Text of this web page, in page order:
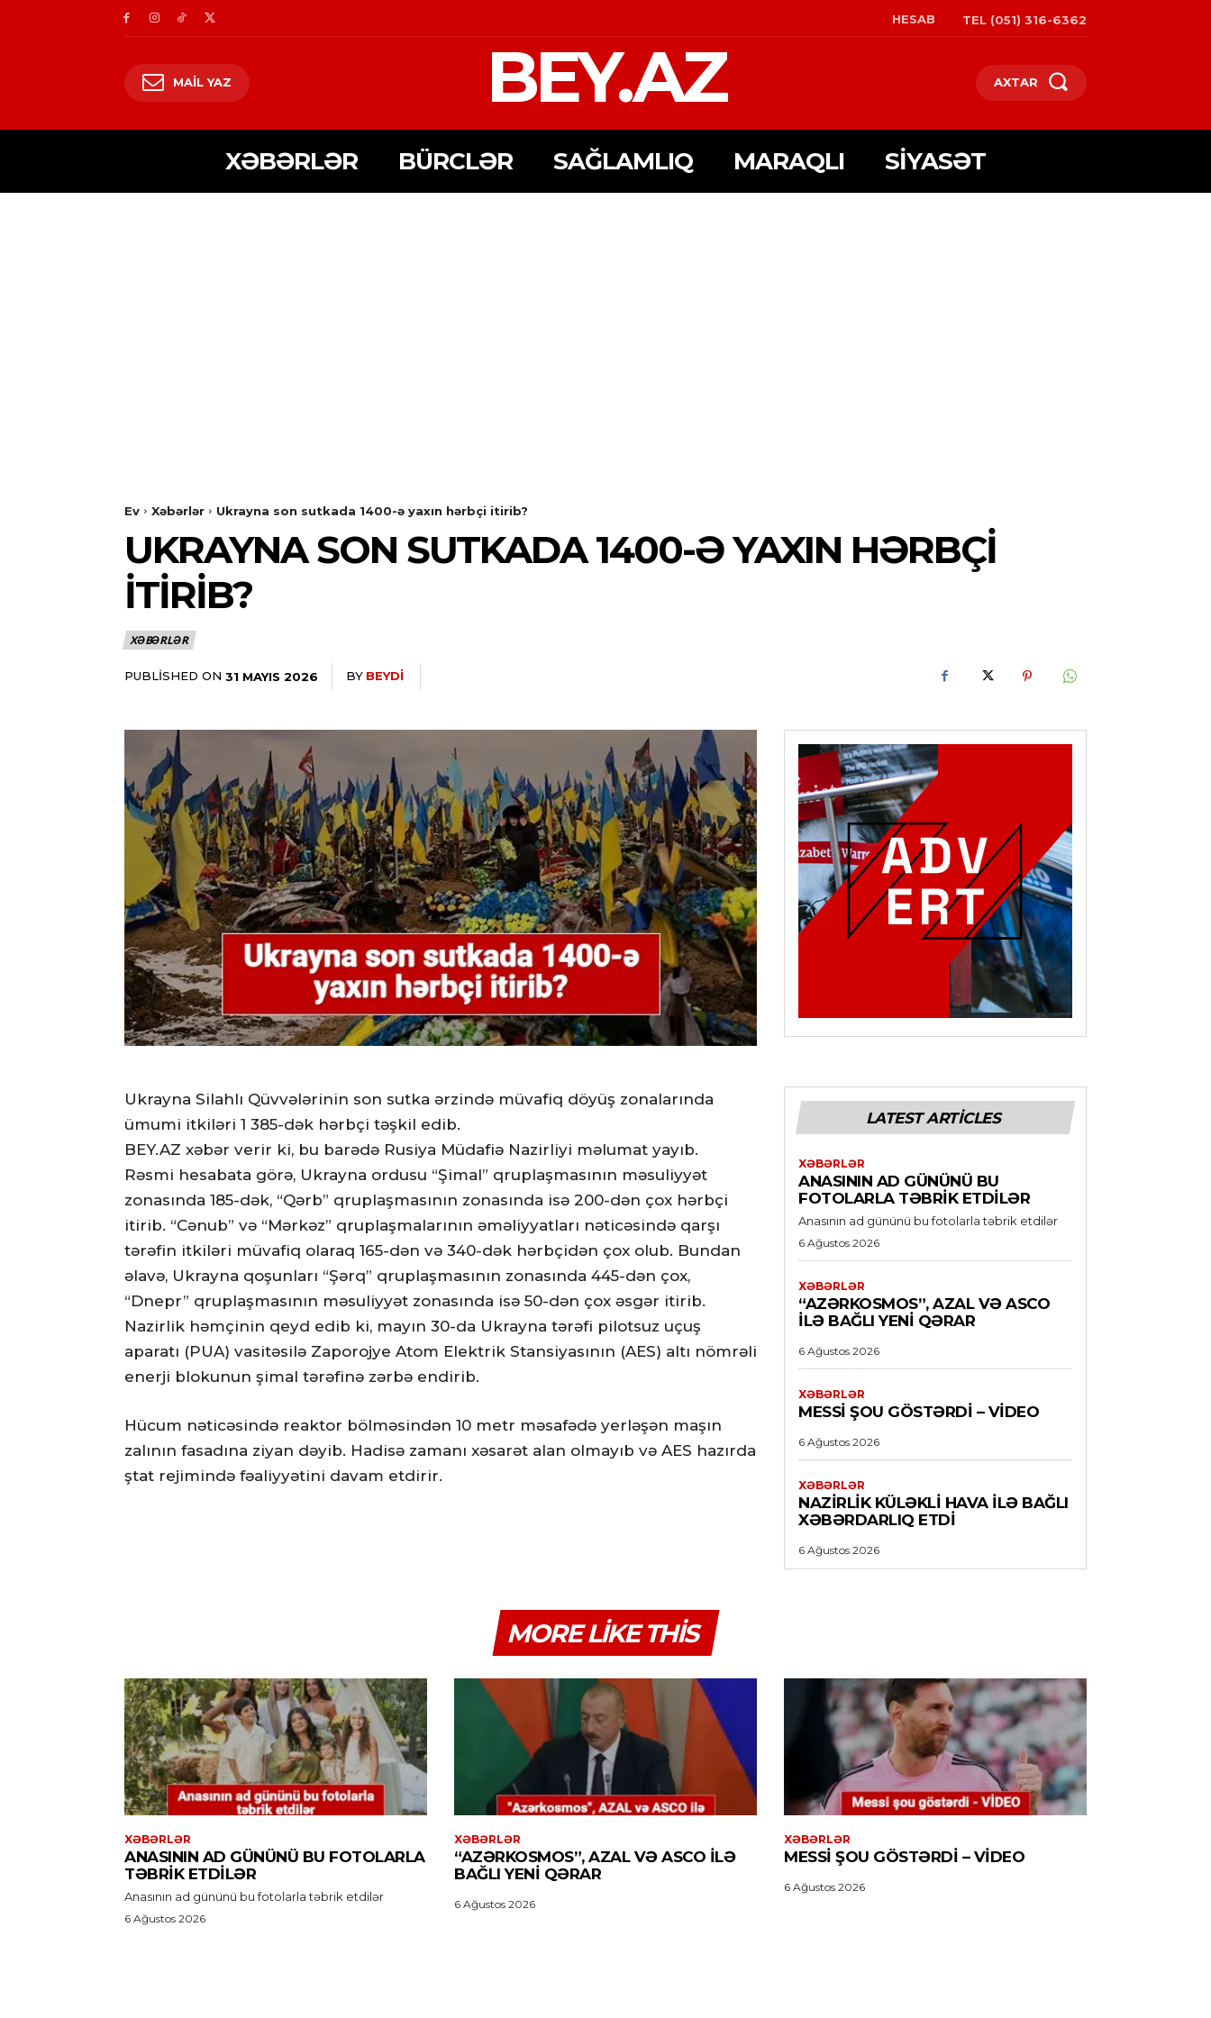
HESAB TEL (051) 316-6362
MAIL YAZ BEY.AZ AXTAR
XƏBƏRLƏR BÜRCLƏR SAĞLAMLIQ MARAQLI SIYASƏT
Ev Xəbərlər Ukrayna son sutkada 1400-ə yaxın hərbçi itirib?
UKRAYNA SON SUTKADA 1400-Ə YAXIN HƏRBÇI
ITIRIB?
XƏBƏRLƏR
PUBLISHED ON 31 MAYIS 2026 BY BEYDI
Ukrayna Silahlı Qüvvələrinin son sutka ərzində müvafiq döyüş zonalarında
ümumi itkiləri 1 385-dək hərbçi təşkil edib.
BEY.AZ xəbər verir ki, bu barədə Rusiya Müdafiə Nazirliyi məlumat yayıb.
Rəsmi hesabata görə, Ukrayna ordusu “Şimal” qruplaşmasının məsuliyyət
zonasında 185-dək, “Qərb” qruplaşmasının zonasında isə 200-dən çox hərbçi
itirib. “Cənub” və “Mərkəz” qruplaşmalarının əməliyyatları nəticəsində qarşı
tərəfin itkiləri müvafiq olaraq 165-dən və 340-dək hərbçidən çox olub. Bundan
əlavə, Ukrayna qoşunları “Şərq” qruplaşmasının zonasında 445-dən çox,
“Dnepr” qruplaşmasının məsuliyyət zonasında isə 50-dən çox əsgər itirib.
Nazirlik həmçinin qeyd edib ki, mayın 30-da Ukrayna tərəfi pilotsuz uçuş
aparatı (PUA) vasitəsilə Zaporojye Atom Elektrik Stansiyasının (AES) altı nömrəli
enerji blokunun şimal tərəfinə zərbə endirib.
Hücum nəticəsində reaktor bölməsindən 10 metr məsafədə yerləşən maşın
zalının fasadına ziyan dəyib. Hadisə zamanı xəsarət alan olmayıb və AES hazırda
ştat rejimində fəaliyyətini davam etdirir.
LATEST ARTICLES
XƏBƏRLƏR
ANASININ AD GÜNÜNÜ BU
FOTOLARLA TƏBRIK ETDILƏR
Anasının ad gününü bu fotolarla təbrik etdilər
6 Ağustos 2026
XƏBƏRLƏR
“AZƏRKOSMOS”, AZAL VƏ ASCO
ILƏ BAĞLI YENI QƏRAR
6 Ağustos 2026
XƏBƏRLƏR
MESSI ŞOU GÖSTƏRDI – VİDEO
6 Ağustos 2026
XƏBƏRLƏR
NAZIRLIK KÜLƏKLI HAVA ILƏ BAĞLI
XƏBƏRDARLIQ ETDI
6 Ağustos 2026
MORE LIKE THIS
XƏBƏRLƏR
ANASININ AD GÜNÜNÜ BU FOTOLARLA
TƏBRIK ETDILƏR
Anasının ad gününü bu fotolarla təbrik etdilər
6 Ağustos 2026
XƏBƏRLƏR
“AZƏRKOSMOS”, AZAL VƏ ASCO ILƏ
BAĞLI YENI QƏRAR
6 Ağustos 2026
XƏBƏRLƏR
MESSI ŞOU GÖSTƏRDI – VİDEO
6 Ağustos 2026